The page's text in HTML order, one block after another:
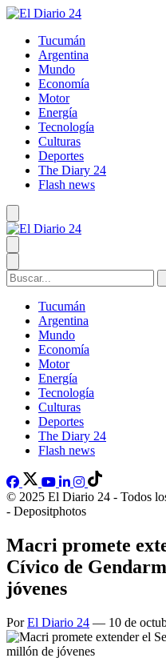
Tucumán
Argentina
Mundo
Economía
Motor
Energía
Tecnología
Culturas
Deportes
The Diary 24
Flash news
Tucumán
Argentina
Mundo
Economía
Motor
Energía
Tecnología
Culturas
Deportes
The Diary 24
Flash news
© 2025 El Diario 24 - Todos
- Depositphotos
Macri promete
Cívico de
jóvenes
PorEl Diario 24 — 10 de